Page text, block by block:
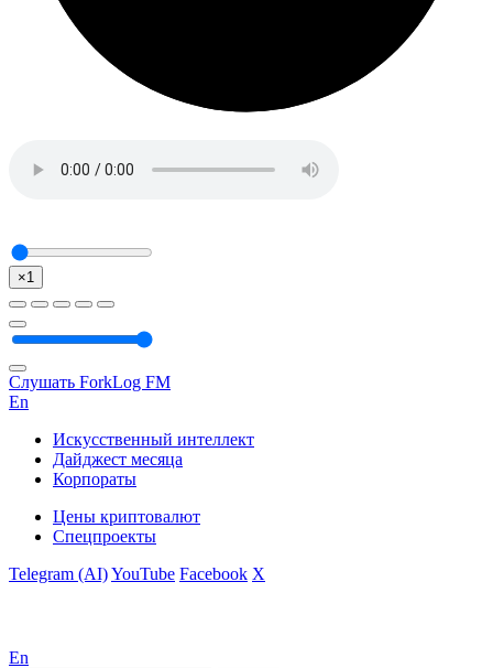
×1
Слушать ForkLog FM
En
Искусственный интеллект
Дайджест месяца
Корпораты
Цены криптовалют
Спецпроекты
Telegram (AI)YouTube Facebook X
En